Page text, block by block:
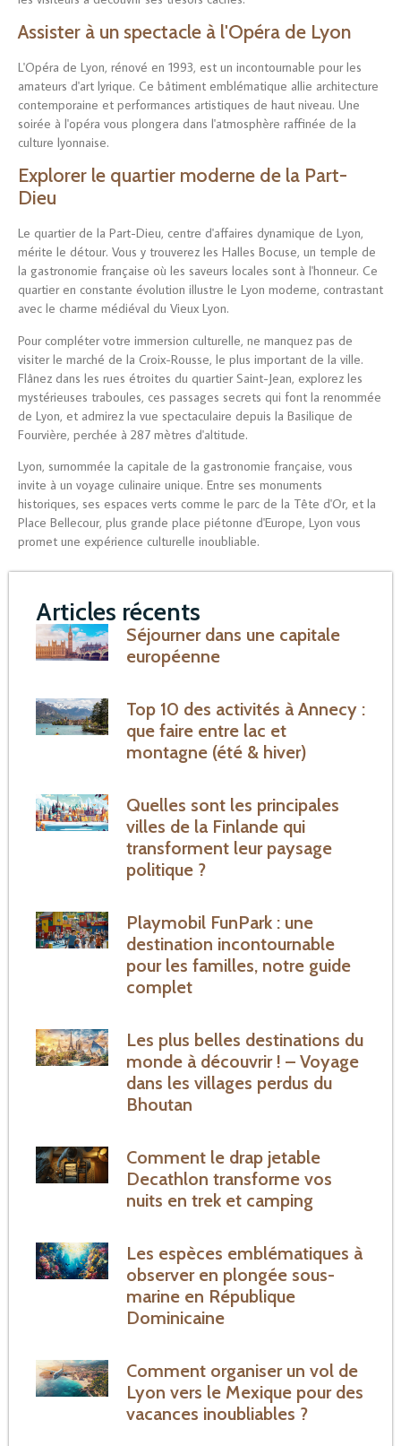
Assister à un spectacle à l'Opéra de Lyon
L'Opéra de Lyon, rénové en 1993, est un incontournable pour les
amateurs d'art lyrique. Ce bâtiment emblématique allie architecture
contemporaine et performances artistiques de haut niveau. Une
soirée à l'opéra vous plongera dans l'atmosphère raffinée de la
culture lyonnaise.
Explorer le quartier moderne de la Part-
Dieu
Le quartier de la Part-Dieu, centre d'affaires dynamique de Lyon,
mérite le détour. Vous y trouverez les Halles Bocuse, un temple de
la gastronomie française où les saveurs locales sont à l'honneur. Ce
quartier en constante évolution illustre le Lyon moderne, contrastant
avec le charme médiéval du Vieux Lyon.
Pour compléter votre immersion culturelle, ne manquez pas de
visiter le marché de la Croix-Rousse, le plus important de la ville.
Flânez dans les rues étroites du quartier Saint-Jean, explorez les
mystérieuses traboules, ces passages secrets qui font la renommée
de Lyon, et admirez la vue spectaculaire depuis la Basilique de
Fourvière, perchée à 287 mètres d'altitude.
Lyon, surnommée la capitale de la gastronomie française, vous
invite à un voyage culinaire unique. Entre ses monuments
historiques, ses espaces verts comme le parc de la Tête d'Or, et la
Place Bellecour, plus grande place piétonne d'Europe, Lyon vous
promet une expérience culturelle inoubliable.
Articles récents
Séjourner dans une capitale
européenne
Top 10 des activités à Annecy :
que faire entre lac et
montagne (été & hiver)
Quelles sont les principales
villes de la Finlande qui
transforment leur paysage
politique ?
Playmobil FunPark : une
destination incontournable
pour les familles, notre guide
complet
Les plus belles destinations du
monde à découvrir ! – Voyage
dans les villages perdus du
Bhoutan
Comment le drap jetable
Decathlon transforme vos
nuits en trek et camping
Les espèces emblématiques à
observer en plongée sous-
marine en République
Dominicaine
Comment organiser un vol de
Lyon vers le Mexique pour des
vacances inoubliables ?